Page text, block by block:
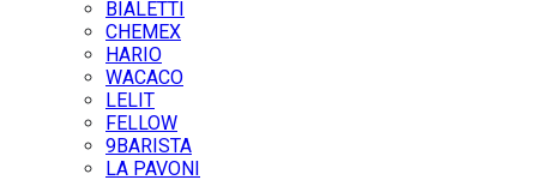
BIALETTI
CHEMEX
HARIO
WACACO
LELIT
FELLOW
9BARISTA
LA PAVONI